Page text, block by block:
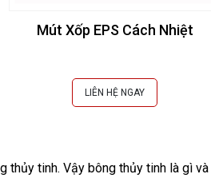
Mút Xốp EPS Cách Nhiệt
LIÊN HỆ NGAY
thủy tinh. Vậy bông thủy tinh là gì và